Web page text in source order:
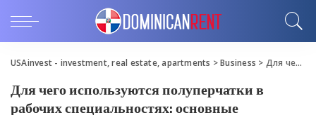
USAinvest - investment, real estate, apartments >Business > Для чего используются полуперчатки в рабочих специальностях: основные характеристики и назначение
Для чего используются полуперчатки в
рабочих специальностях: основные